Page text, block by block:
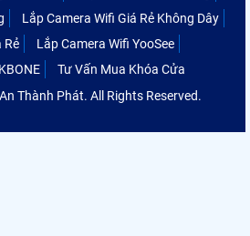
Lắp Camera Wifi Giá Rẻ Không Dây
Rẻ
Lắp Camera Wifi YooSee
Tư Vấn Mua Khóa Cửa
Thành Phát. All Rights Reserved.